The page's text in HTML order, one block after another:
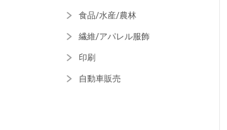
食品/水産/農林
繊維/アパレル服飾
印刷
自動車販売